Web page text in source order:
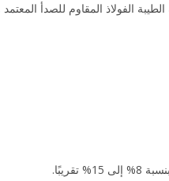
المقاوم للصدأ المعتمد